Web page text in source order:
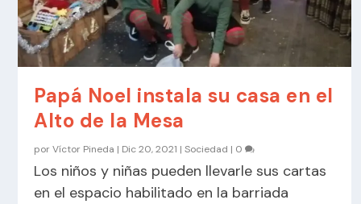
Papá Noel instala su casa en el
Alto de la Mesa
porVíctor Pineda | Dic 20, 2021 |Sociedad | 0
Los niños y niñas pueden llevarle sus cartas
en el espacio habilitado en la barriada